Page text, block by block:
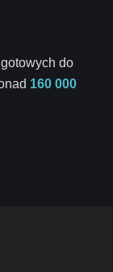
do
160 000